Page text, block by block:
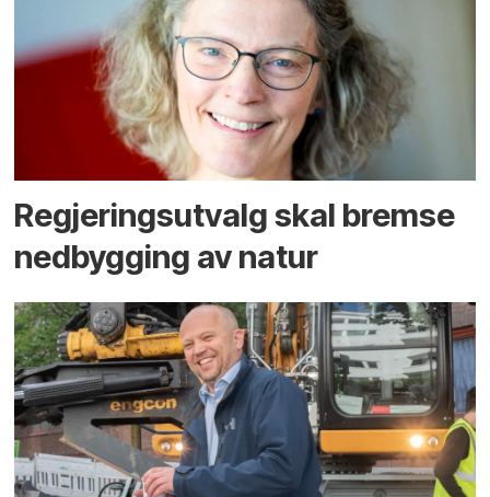
Regjerings­utvalg skal bremse
ned­bygging av natur